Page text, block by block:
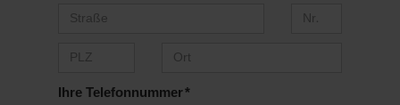
Ihre Telefonnummer *